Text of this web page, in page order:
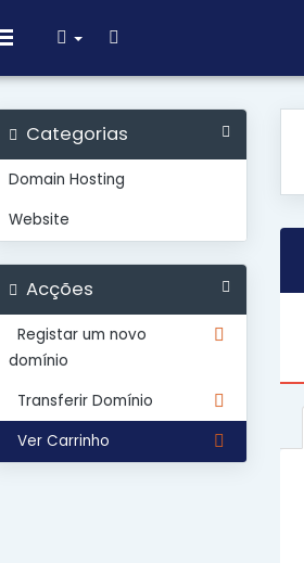
Toggle
Categorias
Domain Hosting
Website
Acções
Registar um novo
domínio
Transferir Domínio
Ver Carrinho